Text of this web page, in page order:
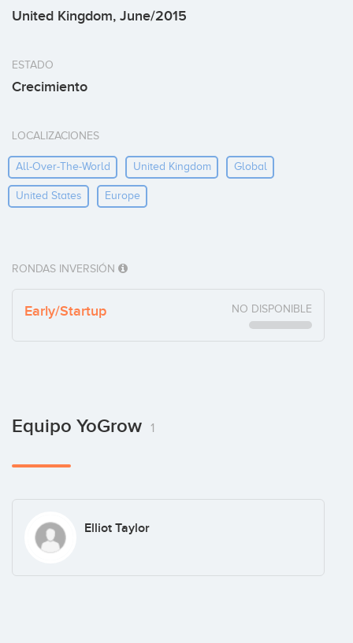
United Kingdom, June/2015
ESTADO
Crecimiento
LOCALIZACIONES
All-Over-The-World United Kingdom Global
United States Europe
RONDAS INVERSIÓN
Early/Startup NO DISPONIBLE
Equipo YoGrow 1
Elliot Taylor